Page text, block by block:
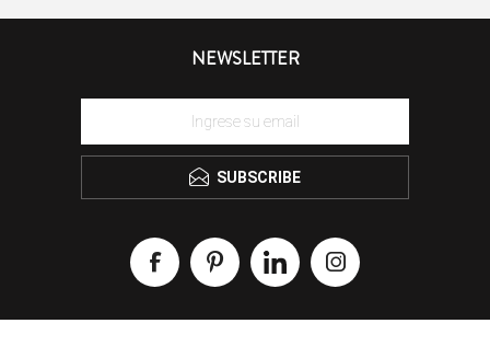
NEWSLETTER
SUBSCRIBE